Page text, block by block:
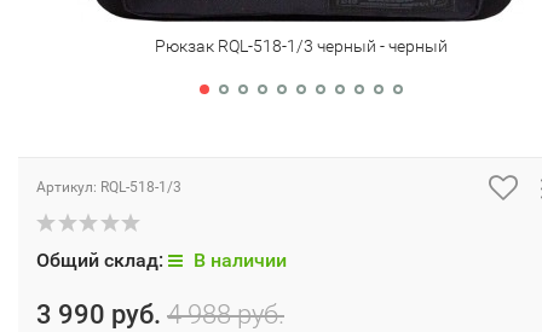
Рюкзак RQL-518-1/3 черный - черный
Артикул: RQL-518-1/3
Общий склад: В наличии
3 990 руб. 4 988 руб.